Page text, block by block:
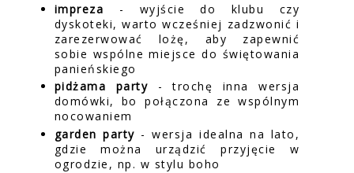
impreza - wyjście do klubu czy
dyskoteki, warto wcześniej zadzwonić i
zarezerwować lożę, aby zapewnić
sobie wspólne miejsce do świętowania
panieńskiego
pidżama party - trochę inna wersja
domówki, bo połączona ze wspólnym
nocowaniem
garden party - wersja idealna na lato,
gdzie można urządzić przyjęcie w
ogrodzie, np. w stylu boho